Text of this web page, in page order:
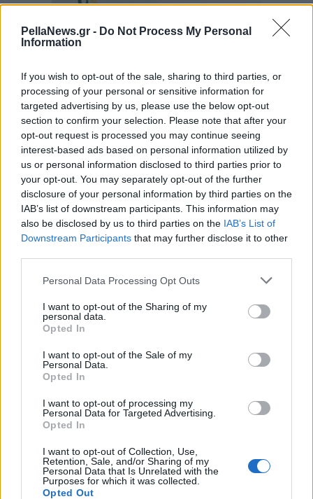
PellaNews.gr - Do Not Process My Personal
Information
If you wish to opt-out of the sale, sharing to third parties, or
processing of your personal or sensitive information for
targeted advertising by us, please use the below opt-out
section to confirm your selection. Please note that after your
opt-out request is processed you may continue seeing
interest-based ads based on personal information utilized by
us or personal information disclosed to third parties prior to
your opt-out. You may separately opt-out of the further
disclosure of your personal information by third parties on the
IAB’s list of downstream participants. This information may
also be disclosed by us to third parties on the IAB’s List of
Downstream Participants that may further disclose it to other
Personal Data Processing Opt Outs
I want to opt-out of the Sharing of my
personal data.
Opted In
I want to opt-out of the Sale of my
Personal Data.
Opted In
I want to opt-out of processing my
Personal Data for Targeted Advertising.
Opted In
I want to opt-out of Collection, Use,
Retention, Sale, and/or Sharing of my
Personal Data that Is Unrelated with the
Purposes for which it was collected.
Opted Out